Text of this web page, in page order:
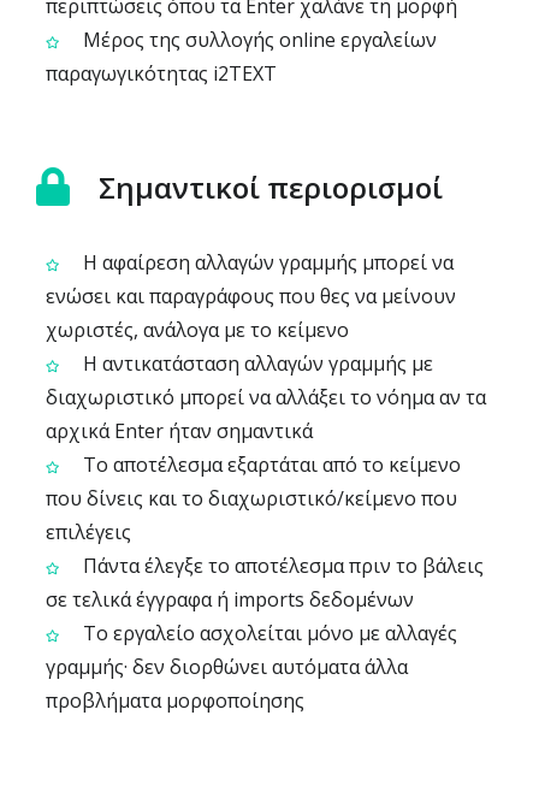
περιπτώσεις όπου τα Enter χαλάνε τη μορφή
Μέρος της συλλογής online εργαλείων
παραγωγικότητας i2TEXT
Σημαντικοί περιορισμοί
Η αφαίρεση αλλαγών γραμμής μπορεί να
ενώσει και παραγράφους που θες να μείνουν
χωριστές, ανάλογα με το κείμενο
Η αντικατάσταση αλλαγών γραμμής με
διαχωριστικό μπορεί να αλλάξει το νόημα αν τα
αρχικά Enter ήταν σημαντικά
Το αποτέλεσμα εξαρτάται από το κείμενο
που δίνεις και το διαχωριστικό/κείμενο που
επιλέγεις
Πάντα έλεγξε το αποτέλεσμα πριν το βάλεις
σε τελικά έγγραφα ή imports δεδομένων
Το εργαλείο ασχολείται μόνο με αλλαγές
γραμμής· δεν διορθώνει αυτόματα άλλα
προβλήματα μορφοποίησης